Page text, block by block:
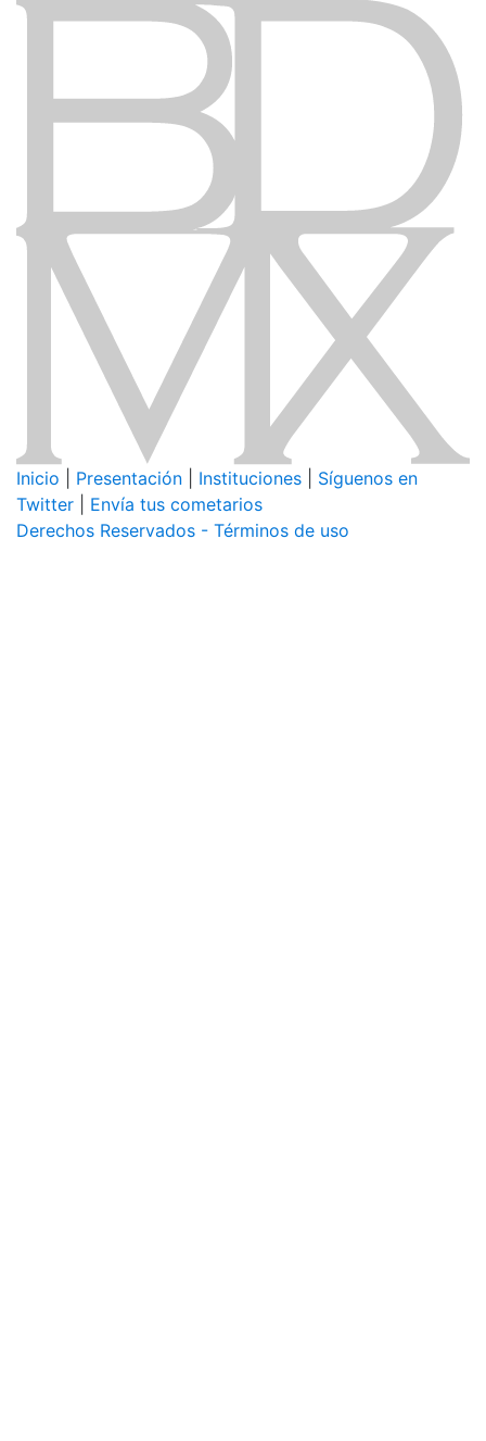
Inicio Presentación Instituciones
Síguenos en
Twitter
Envía tus cometarios
Derechos Reservados - Términos de uso